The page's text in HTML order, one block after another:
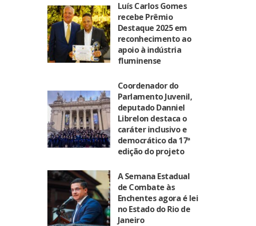
Luís Carlos Gomes
recebe Prêmio
Destaque 2025 em
reconhecimento ao
apoio à indústria
fluminense
Coordenador do
Parlamento Juvenil,
deputado Danniel
Librelon destaca o
caráter inclusivo e
democrático da 17ª
edição do projeto
A Semana Estadual
de Combate às
Enchentes agora é lei
no Estado do Rio de
Janeiro